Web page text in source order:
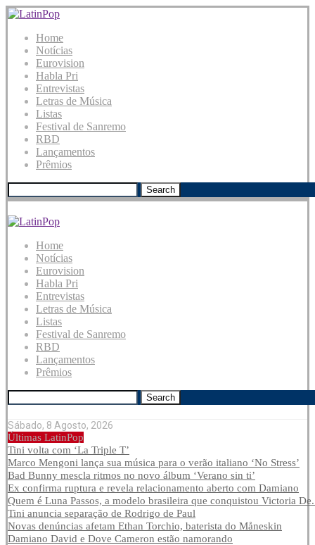
Home
Notícias
Eurovision
Habla Pri
Entrevistas
Letras de Música
Listas
Festival de Sanremo
RBD
Lançamentos
Prêmios
Search
Home
Notícias
Eurovision
Habla Pri
Entrevistas
Letras de Música
Listas
Festival de Sanremo
RBD
Lançamentos
Prêmios
Search
Sábado, 8 Agosto, 2026
Últimas LatinPop
Tini volta com ‘La Triple T’
Marco Mengoni lança sua música para o verão italiano ‘No Stress’
Bad Bunny mescla ritmos no novo álbum ‘Verano sin ti’
Ex confirma ruptura e revela relacionamento aberto com Damiano
Quem é Luna Passos, a modelo brasileira que conquistou Victoria
Tini anuncia separação de Rodrigo de Paul
Novas denúncias afetam Ethan Torchio, baterista do Måneskin
Damiano David e Dove Cameron estão namorando